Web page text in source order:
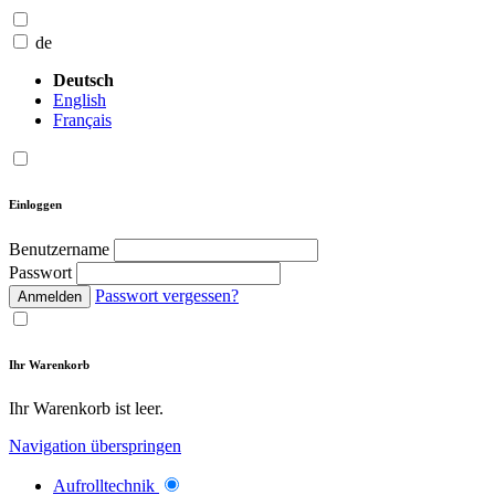
de
Deutsch
English
Français
Einloggen
Benutzername
Passwort
Anmelden Passwort vergessen?
Ihr Warenkorb
Ihr Warenkorb ist leer.
Navigation überspringen
Aufrolltechnik